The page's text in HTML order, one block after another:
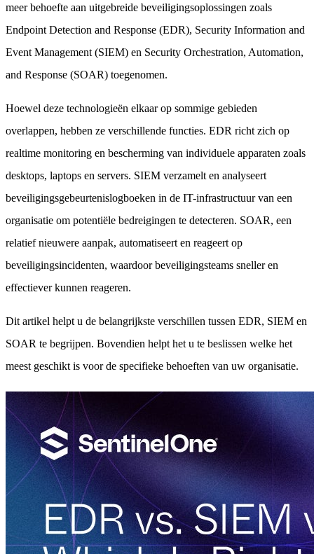
meer behoefte aan uitgebreide beveiligingsoplossingen zoals
Endpoint Detection and Response (EDR), Security Information and
Event Management (SIEM) en Security Orchestration, Automation,
and Response (SOAR) toegenomen.
Hoewel deze technologieën elkaar op sommige gebieden
overlappen, hebben ze verschillende functies. EDR richt zich op
realtime monitoring en bescherming van individuele apparaten zoals
desktops, laptops en servers. SIEM verzamelt en analyseert
beveiligingsgebeurtenislogboeken in de IT-infrastructuur van een
organisatie om potentiële bedreigingen te detecteren. SOAR, een
relatief nieuwere aanpak, automatiseert en reageert op
beveiligingsincidenten, waardoor beveiligingsteams sneller en
effectiever kunnen reageren.
Dit artikel helpt u de belangrijkste verschillen tussen EDR, SIEM en
SOAR te begrijpen. Bovendien helpt het u te beslissen welke het
meest geschikt is voor de specifieke behoeften van uw organisatie.